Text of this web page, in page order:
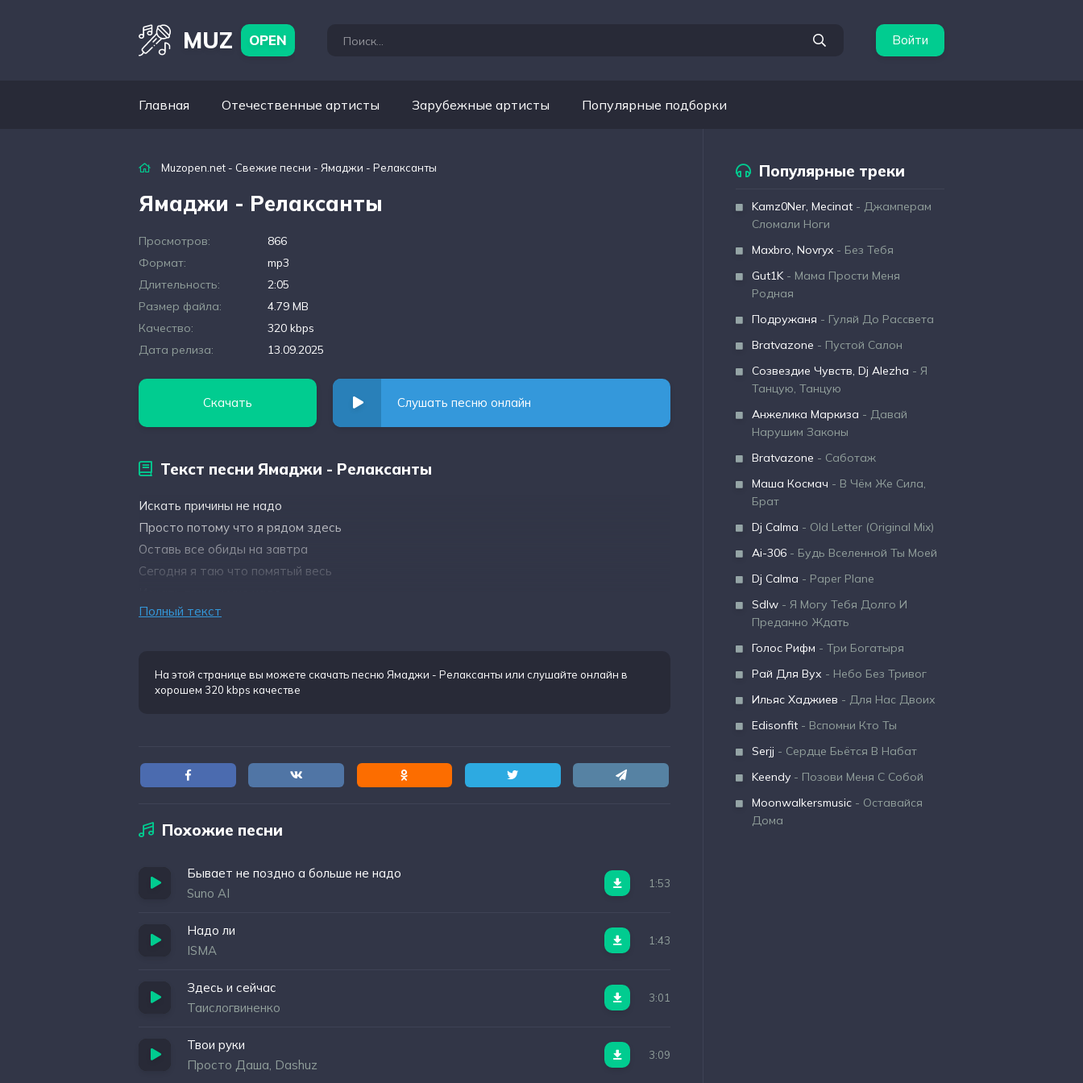
MUZ OPEN Войти
Главная Отечественные артисты Зарубежные артисты Популярные подборки
Muzopen.net - Свежие песни - Ямаджи - Релаксанты
Ямаджи - Релаксанты
Просмотров:
866
Формат:
mp3
Длительность:
2:05
Размер файла:
4.79 MB
Качество:
320 kbps
Дата релиза:
13.09.2025
Скачать Слушать песню онлайн
Текст песни Ямаджи - Релаксанты
Искать причины не надо
Просто потому что я рядом здесь
Оставь все обиды на завтра
Сегодня я таю что помятый весь
Просто потому что ты рядом здесь
В стороне все сомнения сообщения унесло
Мне не надо знать мнения в глазах моих всё в слоу мо
Полный текст
На этой странице вы можете скачать песню Ямаджи - Релаксанты или слушайте онлайн в
хорошем 320 kbps качестве
Похожие песни
Бывает не поздно а больше не надо
Suno AI
1:53
Надо ли
ISMA
1:43
Здесь и сейчас
Таислогвиненко
3:01
Твои руки
Просто Даша, Dashuz
3:09
Популярные треки
Kamz0Ner, Mecinat - Джамперам
Сломали Ноги
Maxbro, Novryx - Без Тебя
Gut1K- Мама Прости Меня
Родная
Подружаня - Гуляй До Рассвета
Bratvazone - Пустой Салон
Созвездие Чувств, Dj Alezha - Я
Танцую, Танцую
Анжелика Маркиза - Давай
Нарушим Законы
Bratvazone - Саботаж
Маша Космач - В Чём Же Сила,
Брат
Dj Calma - Old Letter (Original Mix)
Ai-306 - Будь Вселенной Ты Моей
Dj Calma - Paper Plane
Sdlw - Я Могу Тебя Долго И
Преданно Ждать
Голос Рифм - Три Богатыря
Рай Для Вух - Небо Без Тривог
Ильяс Хаджиев - Для Нас Двоих
Edisonfit - Вспомни Кто Ты
Serjj - Сердце Бьётся В Набат
Keendy - Позови Меня С Собой
Moonwalkersmusic - Оставайся
Дома